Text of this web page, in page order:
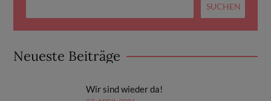
Neueste Beiträge
Wir sind wieder da!